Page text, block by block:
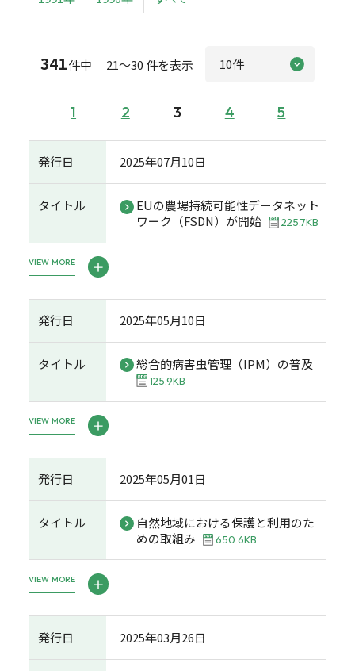
341件中 21～30 件を表示
1 2 3 4 5
発行日 2025年07月10日
タイトル
EUの農場持続可能性データネット
ワーク（FSDN）が開始
225.7KB
VIEW MORE
発行日 2025年05月10日
タイトル 総合的病害虫管理（IPM）の普及
125.9KB
VIEW MORE
発行日 2025年05月01日
タイトル
自然地域における保護と利用のた
めの取組み
650.6KB
VIEW MORE
発行日 2025年03月26日